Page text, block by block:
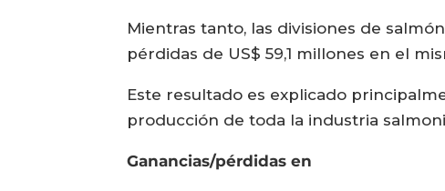
Mientras tanto, las divisiones de
pérdidas de US$ 59,1 millones en el
Este resultado es explicado
producción de toda la industria
Ganancias/pérdidas en